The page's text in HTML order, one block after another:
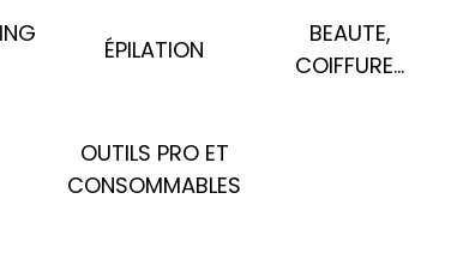
ÉPILATION
BEAUTE,
COIFFURE...
OUTILS PRO ET
CONSOMMABLES